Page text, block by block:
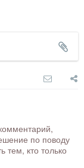
по поводу
тем, кто только